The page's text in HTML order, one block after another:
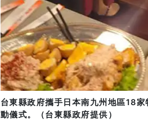
台東縣政府攜手日本南九州地區18
動儀式。（台東縣政府提供）